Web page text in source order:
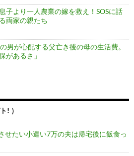
子より一人農業の嫁を救え！SOSに話
両家の親たち
男が心配する父亡き後の母の生活費。
があるさ」
! ）
せたい小遣い7万の夫は帰宅後に飯食っ